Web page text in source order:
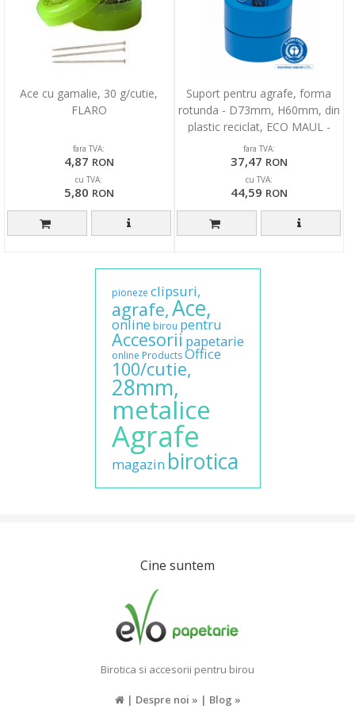
Ace cu gamalie, 30 g/cutie,
FLARO
fara TVA:
4,87 RON
cu TVA:
5,80 RON
Suport pentru agrafe, forma
rotunda - D73mm, H60mm, din
plastic reciclat, ECO MAUL -
albastru
fara TVA:
37,47 RON
cu TVA:
44,59 RON
pioneze clipsuri,
agrafe,Ace,
online birou pentru
Accesorii papetarie
online Products Office
100/cutie,
28mm,
metalice
Agrafe
magazin birotica
Cine suntem
Birotica si accesorii pentru birou
| Despre noi » | Blog »